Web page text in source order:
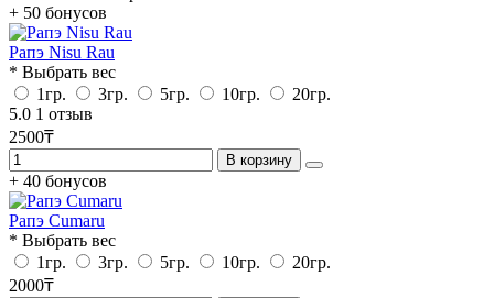
+ 50 бонусов
Рапэ Nisu Rau
* Выбрать вес
1гр.
3гр. 5гр. 10гр.
20гр.
5.0 1 отзыв
2500₸
В корзину
+ 40 бонусов
Рапэ Cumaru
* Выбрать вес
1гр.
3гр. 5гр. 10гр.
20гр.
2000₸